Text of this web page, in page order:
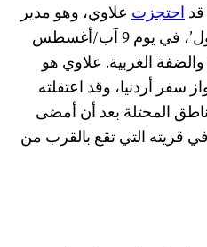
احتجزت علاوي، وهو مدير
مكتب قناة ‘الجزيرة’ في كابول’، في يوم 9 آب/أغسطس
الغربية. علاوي هو
أردنيا، وقد اعتقلته
المحتلة بعد أن أمضى
قريته التي تقع بالقرب من